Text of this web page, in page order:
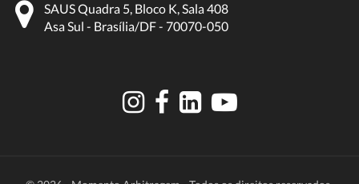
SAUS Quadra 5, Bloco K, Sala 408
Asa Sul - Brasília/DF - 70070-050